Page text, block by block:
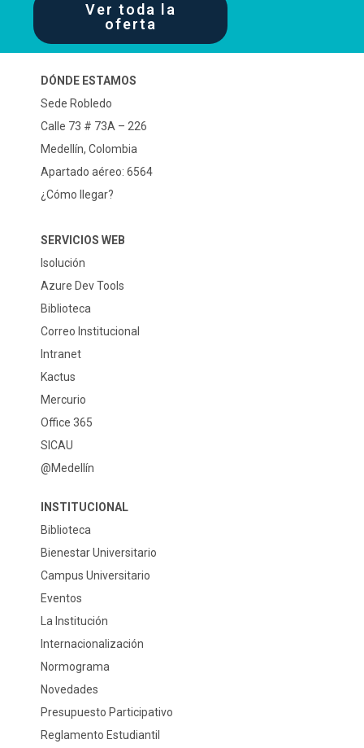
Ver toda la
oferta
DÓNDE ESTAMOS
Sede Robledo
Calle 73 # 73A – 226
Medellín, Colombia
Apartado aéreo: 6564
¿Cómo llegar?
SERVICIOS WEB
Isolución
Azure Dev Tools
Biblioteca
Correo Institucional
Intranet
Kactus
Mercurio
Office 365
SICAU
@Medellín
INSTITUCIONAL
Biblioteca
Bienestar Universitario
Campus Universitario
Eventos
La Institución
Internacionalización
Normograma
Novedades
Presupuesto Participativo
Reglamento Estudiantil